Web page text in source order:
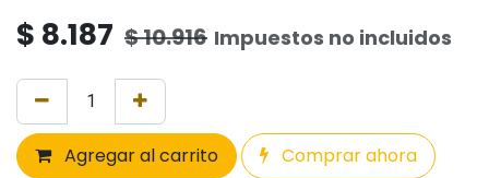
$ 8.187 $10.916 Impuestos no incluidos
Agregar al carrito Comprar ahora